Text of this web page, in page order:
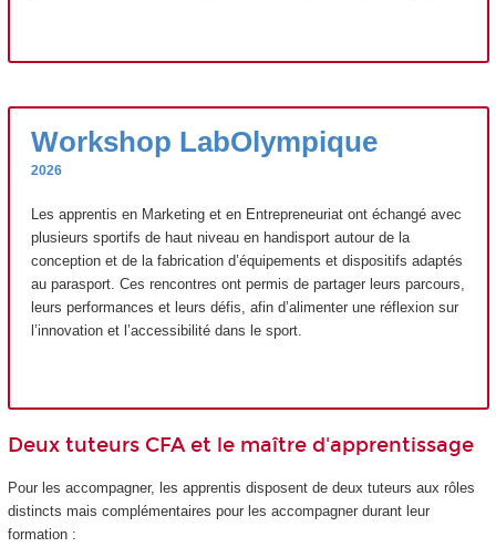
Workshop LabOlympique
2026
Les apprentis en Marketing et en Entrepreneuriat ont échangé avec
plusieurs sportifs de haut niveau en handisport autour de la
conception et de la fabrication d’équipements et dispositifs adaptés
au parasport. Ces rencontres ont permis de partager leurs parcours,
leurs performances et leurs défis, afin d’alimenter une réflexion sur
l’innovation et l’accessibilité dans le sport.
Deux tuteurs CFA et le maître d'apprentissage
Pour les accompagner, les apprentis disposent de deux tuteurs aux rôles
distincts mais complémentaires pour les accompagner durant leur
formation :